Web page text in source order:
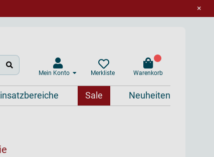
×
Mein Konto Merkliste Warenkorb
Sale Neuheiten